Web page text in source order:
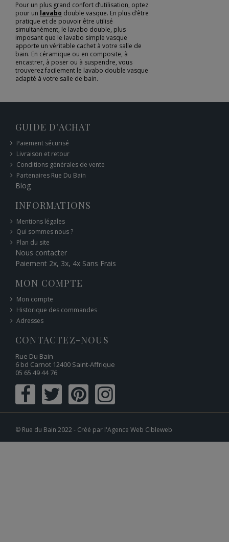
Pour un plus grand confort d’utilisation, optez
pour un lavabo double vasque. En plus d’être
pratique et de pouvoir être utilisé
simultanément, le lavabo double, plus
imposant que le lavabo simple vasque
apporte un véritable cachet à votre salle de
bain. En céramique ou en composite, à
encastrer, à poser ou à suspendre, vous
trouverez facilement le lavabo double vasque
adapté à votre salle de bain.
GUIDE D'ACHAT
Paiement sécurisé
Livraison et retour
Conditions générales de vente
Partenaires Rue Du Bain
Blog
INFORMATIONS
Mentions légales
Qui sommes nous ?
Plan du site
Nous contacter
Paiement 2x, 3x, 4x Sans Frais
MON COMPTE
Mon compte
Historique des commandes
Adresses
CONTACTEZ-NOUS
Rue Du Bain
6 bd Carnot 12400 Saint-Affrique
05 65 49 44 76
© Rue du Bain 2022 - Créé par l'Agence Web Cibleweb